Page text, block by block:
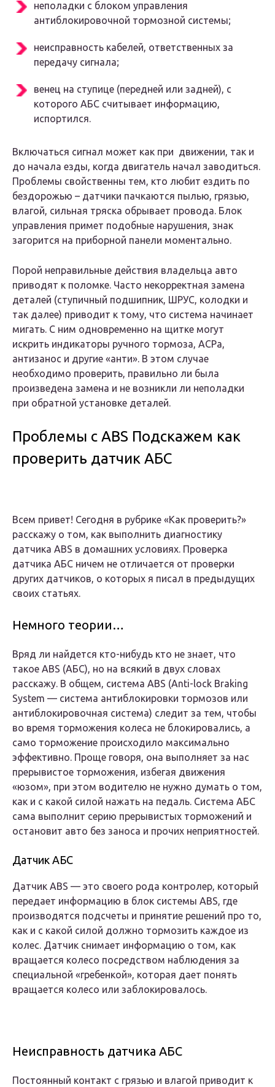
неполадки с блоком управления
антиблокировочной тормозной системы;
неисправность кабелей, ответственных за
передачу сигнала;
венец на ступице (передней или задней), с
которого АБС считывает информацию,
испортился.
Включаться сигнал может как при движении, так и
до начала езды, когда двигатель начал заводиться.
Проблемы свойственны тем, кто любит ездить по
бездорожью – датчики пачкаются пылью, грязью,
влагой, сильная тряска обрывает провода. Блок
управления примет подобные нарушения, знак
загорится на приборной панели моментально.
Порой неправильные действия владельца авто
приводят к поломке. Часто некорректная замена
деталей (ступичный подшипник, ШРУС, колодки и
так далее) приводит к тому, что система начинает
мигать. С ним одновременно на щитке могут
искрить индикаторы ручного тормоза, АСРа,
антизанос и другие «анти». В этом случае
необходимо проверить, правильно ли была
произведена замена и не возникли ли неполадки
при обратной установке деталей.
Проблемы с ABS Подскажем как
проверить датчик АБС
Всем привет! Сегодня в рубрике «Как проверить?»
расскажу о том, как выполнить диагностику
датчика ABS в домашних условиях. Проверка
датчика АБС ничем не отличается от проверки
других датчиков, о которых я писал в предыдущих
своих статьях.
Немного теории…
Вряд ли найдется кто-нибудь кто не знает, что
такое ABS (АБС), но на всякий в двух словах
расскажу. В общем, система ABS (Anti-lock Braking
System — система антиблокировки тормозов или
антиблокировочная система) следит за тем, чтобы
во время торможения колеса не блокировались, а
само торможение происходило максимально
эффективно. Проще говоря, она выполняет за нас
прерывистое торможения, избегая движения
«юзом», при этом водителю не нужно думать о том,
как и с какой силой нажать на педаль. Система АБС
сама выполнит серию прерывистых торможений и
остановит авто без заноса и прочих неприятностей.
Датчик АБС
Датчик ABS — это своего рода контролер, который
передает информацию в блок системы ABS, где
производятся подсчеты и принятие решений про то,
как и с какой силой должно тормозить каждое из
колес. Датчик снимает информацию о том, как
вращается колесо посредством наблюдения за
специальной «гребенкой», которая дает понять
вращается колесо или заблокировалось.
Неисправность датчика АБС
Постоянный контакт с грязью и влагой приводит к